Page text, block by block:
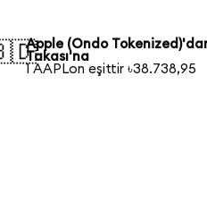
Apple (Ondo
Takası'na
1 AAPLon eşittir ৳38.738,95